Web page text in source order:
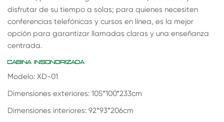
disfrutar de su tiempo a solas; para quienes necesiten
conferencias telefónicas y cursos en línea, es la mejor
opción para garantizar llamadas claras y una enseñanza
centrada.
CABINA INSONORIZADA
Modelo: XD-01
Dimensiones exteriores: 105*100*233cm
Dimensiones interiores: 92*93*206cm